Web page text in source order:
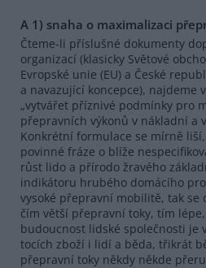
A 1) snaha o maximalizaci
Čteme-li příslušné dokumenty
organizací (klasicky Světové
Evropské unie (EU) a České
a navazující koncepce), najdeme
„vytvářet příznivé podmínky pro
přepravních výkonů v nákladní a
Konkrétní formulace se mírně
povinné fráze o blíže
růst lido a přírodo žravého
indikátoru hrubého domácího
vysoké přepravní mobilitě, tak se
čím větší přepravní toky, tím
budoucnost lidské společnosti je
tocích zboží i lidí a běda, třikrát
přepravní toky někdy někde